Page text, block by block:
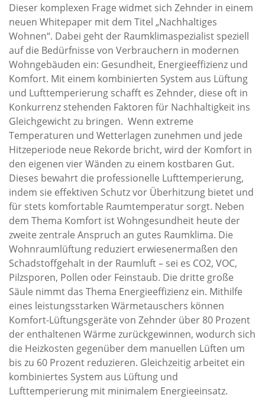
Dieser komplexen Frage widmet sich Zehnder in einem
neuen Whitepaper mit dem Titel „Nachhaltiges
Wohnen“. Dabei geht der Raumklimaspezialist speziell
auf die Bedürfnisse von Verbrauchern in modernen
Wohngebäuden ein: Gesundheit, Energieeffizienz und
Komfort. Mit einem kombinierten System aus Lüftung
und Lufttemperierung schafft es Zehnder, diese oft in
Konkurrenz stehenden Faktoren für Nachhaltigkeit ins
Gleichgewicht zu bringen. Wenn extreme
Temperaturen und Wetterlagen zunehmen und jede
Hitzeperiode neue Rekorde bricht, wird der Komfort in
den eigenen vier Wänden zu einem kostbaren Gut.
Dieses bewahrt die professionelle Lufttemperierung,
indem sie effektiven Schutz vor Überhitzung bietet und
für stets komfortable Raumtemperatur sorgt. Neben
dem Thema Komfort ist Wohngesundheit heute der
zweite zentrale Anspruch an gutes Raumklima. Die
Wohnraumlüftung reduziert erwiesenermaßen den
Schadstoffgehalt in der Raumluft – sei es CO2, VOC,
Pilzsporen, Pollen oder Feinstaub. Die dritte große
Säule nimmt das Thema Energieeffizienz ein. Mithilfe
eines leistungsstarken Wärmetauschers können
Komfort-Lüftungsgeräte von Zehnder über 80 Prozent
der enthaltenen Wärme zurückgewinnen, wodurch sich
die Heizkosten gegenüber dem manuellen Lüften um
bis zu 60 Prozent reduzieren. Gleichzeitig arbeitet ein
kombiniertes System aus Lüftung und
Lufttemperierung mit minimalem Energieeinsatz.